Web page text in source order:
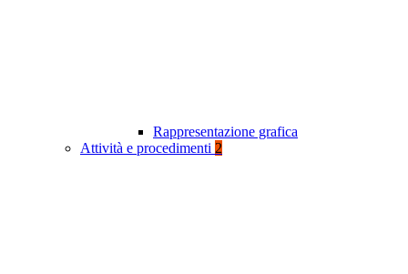
Rappresentazione grafica
Attività e procedimenti 2